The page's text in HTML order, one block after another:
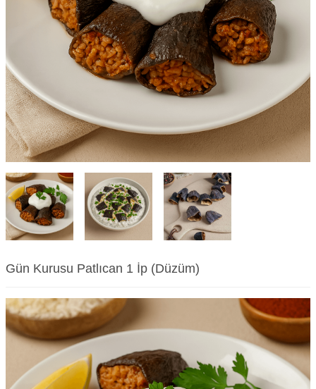
Gün Kurusu Patlıcan 1 İp (Düzüm)